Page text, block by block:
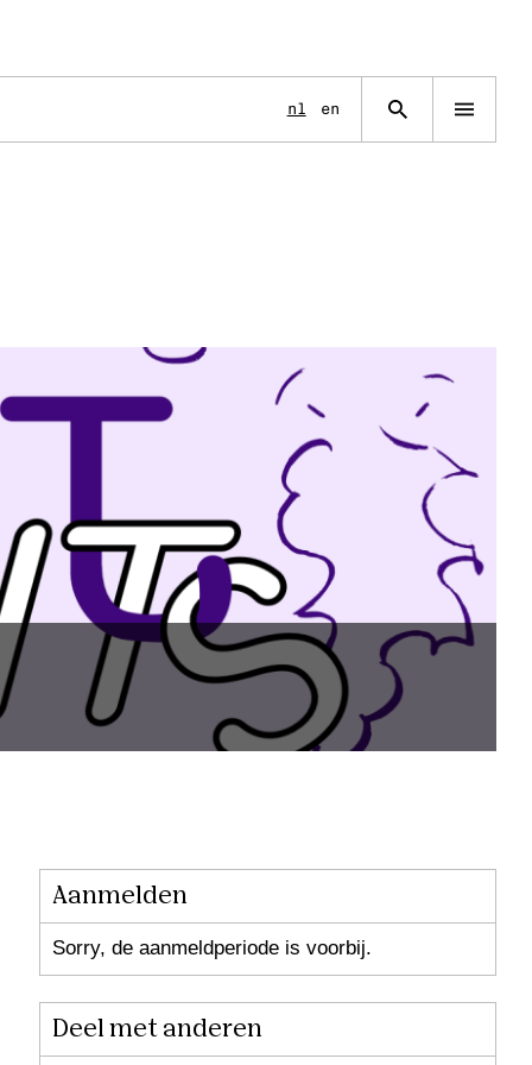
en
nl
Open
Aanmelden
Sorry, de aanmeldperiode is voorbij.
Deel met anderen